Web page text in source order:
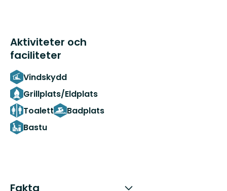
Aktiviteter och
faciliteter
Vindskydd
Grillplats/Eldplats
Toalett
Badplats
Bastu
Fakta